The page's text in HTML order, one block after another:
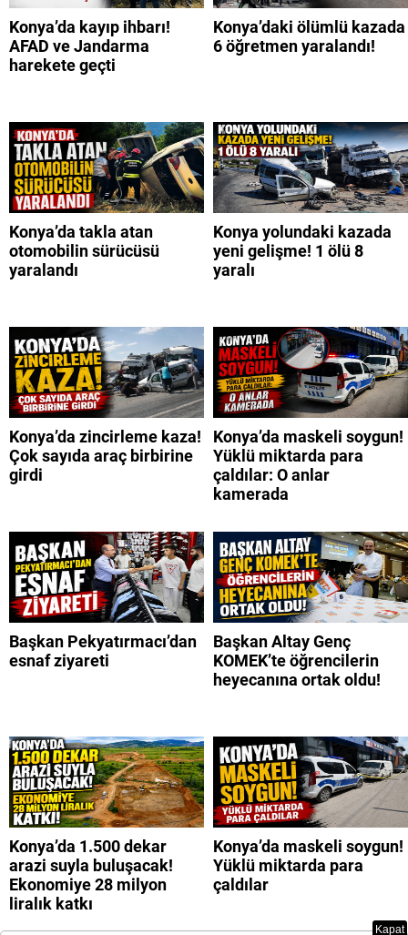
Konya’da kayıp ihbarı!
AFAD ve Jandarma
harekete geçti
Konya’daki ölümlü kazada
6 öğretmen yaralandı!
Konya’da takla atan
otomobilin sürücüsü
yaralandı
Konya yolundaki kazada
yeni gelişme! 1 ölü 8
yaralı
Konya’da zincirleme kaza!
Çok sayıda araç birbirine
girdi
Konya’da maskeli soygun!
Yüklü miktarda para
çaldılar: O anlar
kamerada
Başkan Pekyatırmacı’dan
esnaf ziyareti
Başkan Altay Genç
KOMEK’te öğrencilerin
heyecanına ortak oldu!
Konya’da 1.500 dekar
arazi suyla buluşacak!
Ekonomiye 28 milyon
liralık katkı
Konya’da maskeli soygun!
Yüklü miktarda para
çaldılar
Kapat